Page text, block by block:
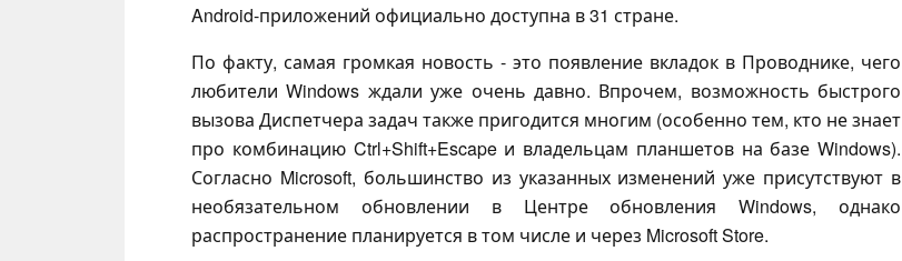
Android-приложений официально доступна в 31 стране.
По факту, самая громкая новость - это появление вкладок в Проводнике, чего
любители Windows ждали уже очень давно. Впрочем, возможность быстрого
вызова Диспетчера задач также пригодится многим (особенно тем, кто не знает
про комбинацию Ctrl+Shift+Escape и владельцам планшетов на базе Windows).
Согласно Microsoft, большинство из указанных изменений уже присутствуют в
необязательном обновлении в Центре обновления Windows, однако
распространение планируется в том числе и через Microsoft Store.